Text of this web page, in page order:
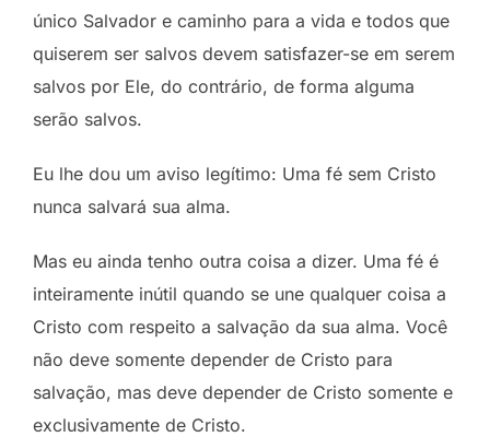
único Salvador e caminho para a vida e todos que
quiserem ser salvos devem satisfazer-se em serem
salvos por Ele, do contrário, de forma alguma
serão salvos.
Eu lhe dou um aviso legítimo: Uma fé sem Cristo
nunca salvará sua alma.
Mas eu ainda tenho outra coisa a dizer. Uma fé é
inteiramente inútil quando se une qualquer coisa a
Cristo com respeito a salvação da sua alma. Você
não deve somente depender de Cristo para
salvação, mas deve depender de Cristo somente e
exclusivamente de Cristo.